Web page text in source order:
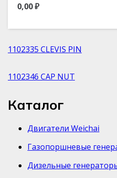
0,00₽
1102335 CLEVIS PIN
1102346 CAP NUT
Каталог
Двигатели Weichai
Газопоршневые
Дизельные